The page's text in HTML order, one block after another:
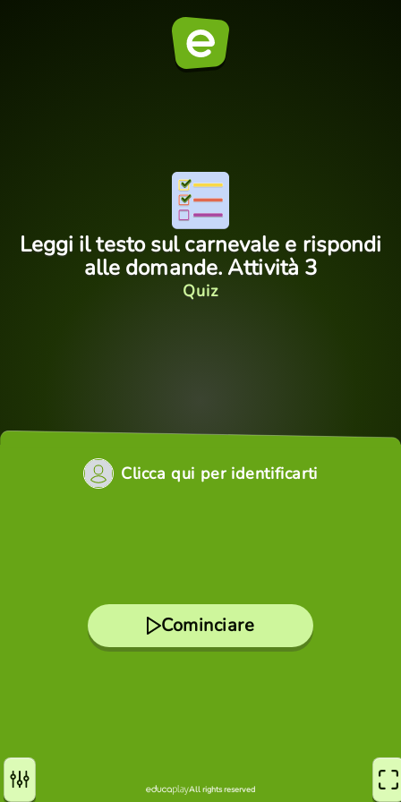
Leggi il testo sul carnevale e rispondi
alle domande. Attività 3
Quiz
Clicca qui per identificarti
Cominciare
All rights reserved